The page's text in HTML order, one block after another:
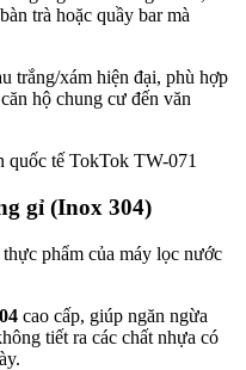
trà hoặc quầy bar mà
trắng/xám hiện đại, phù hợp
hộ chung cư đến văn
gỉ (Inox 304)
phẩm của máy lọc nước
cao cấp, giúp ngăn ngừa
tiết ra các chất nhựa có